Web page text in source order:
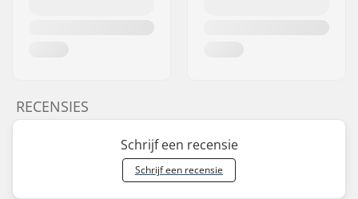
RECENSIES
Schrijf een recensie
Schrijf een recensie